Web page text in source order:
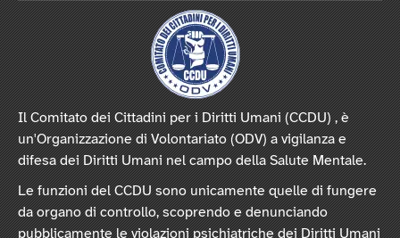
Il Comitato dei Cittadini per i Diritti Umani (CCDU) , è
un'Organizzazione di Volontariato (ODV) a vigilanza e
difesa dei Diritti Umani nel campo della Salute Mentale.
Le funzioni del CCDU sono unicamente quelle di fungere
da organo di controllo, scoprendo e denunciando
pubblicamente le violazioni psichiatriche dei Diritti Umani